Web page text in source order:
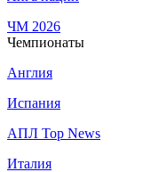
ЧМ 2026
Чемпионаты
Англия
Испания
АПЛ Top News
Италия